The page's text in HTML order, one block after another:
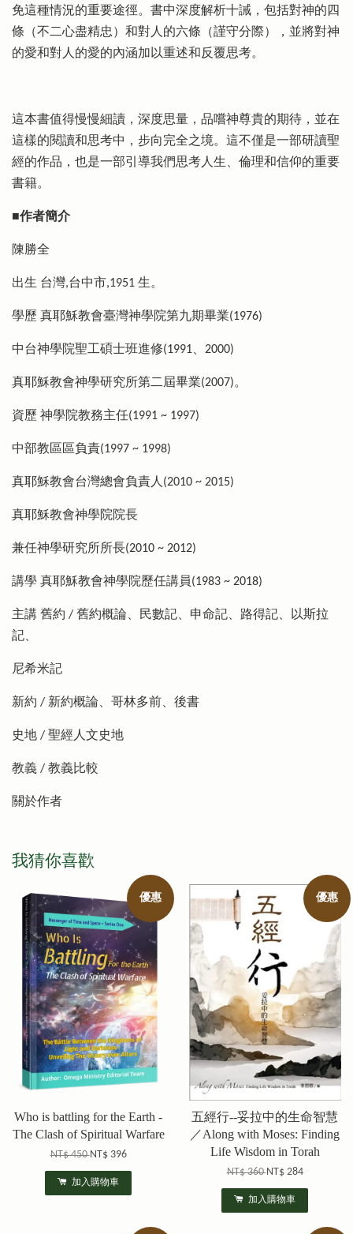
免這種情況的重要途徑。書中深度解析十誡，包括對神的四
條（不二心盡精忠）和對人的六條（謹守分際），並將對神
的愛和對人的愛的內涵加以重述和反覆思考。
這本書值得慢慢細讀，深度思量，品嚐神尊貴的期待，並在
這樣的閱讀和思考中，步向完全之境。這不僅是一部研讀聖
經的作品，也是一部引導我們思考人生、倫理和信仰的重要
書籍。
■作者簡介
陳勝全
出生 台灣,台中市,1951 生。
學歷 真耶穌教會臺灣神學院第九期畢業(1976)
中台神學院聖工碩士班進修(1991、2000)
真耶穌教會神學研究所第二屆畢業(2007)。
資歷 神學院教務主任(1991 ~ 1997)
中部教區區負責(1997 ~ 1998)
真耶穌教會台灣總會負責人(2010 ~ 2015)
真耶穌教會神學院院長
兼任神學研究所所長(2010 ~ 2012)
講學 真耶穌教會神學院歷任講員(1983 ~ 2018)
主講 舊約 / 舊約概論、民數記、申命記、路得記、以斯拉
記、
尼希米記
新約 / 新約概論、哥林多前、後書
史地 / 聖經人文史地
教義 / 教義比較
關於作者
我猜你喜歡
優惠
Who is battling for the Earth -
The Clash of Spiritual Warfare
NT$ 450NT$ 396
加入購物車
優惠
五經行--妥拉中的生命智慧
／Along with Moses: Finding
Life Wisdom in Torah
NT$ 360NT$ 284
加入購物車